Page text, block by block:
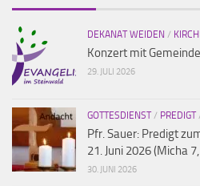
DEKANAT WEIDEN /
Konzert mit
29. JULI 2026
GOTTESDIENST/ PREDIGT
Pfr. Sauer: Predigt
21. Juni 2026 (Micha
30. JUNI 2026